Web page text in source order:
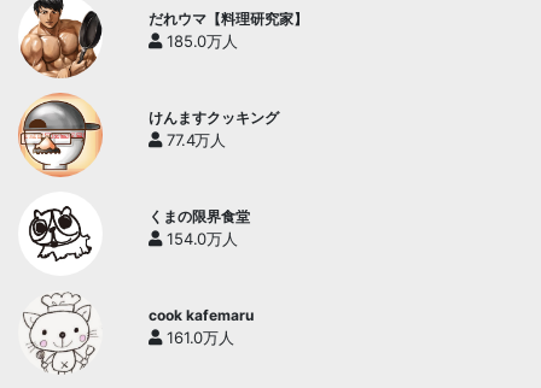
だれウマ【料理研究家】
185.0万人
けんますクッキング
77.4万人
くまの限界食堂
154.0万人
cook kafemaru
161.0万人